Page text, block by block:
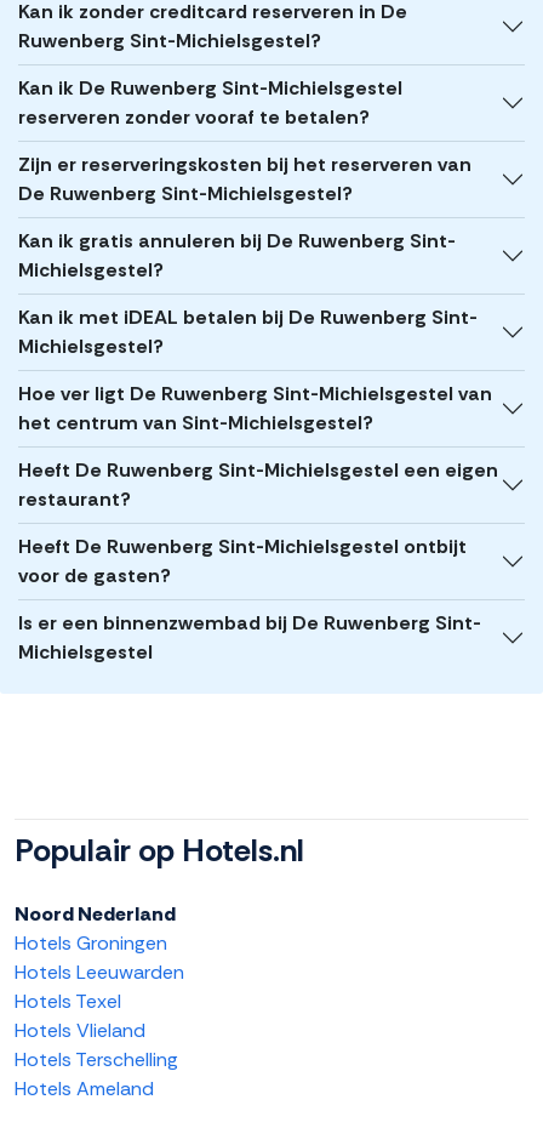
Kan ik zonder creditcard reserveren in De
Ruwenberg Sint-Michielsgestel?
Kan ik De Ruwenberg Sint-Michielsgestel
reserveren zonder vooraf te betalen?
Zijn er reserveringskosten bij het reserveren van
De Ruwenberg Sint-Michielsgestel?
Kan ik gratis annuleren bij De Ruwenberg Sint-
Michielsgestel?
Kan ik met iDEAL betalen bij De Ruwenberg Sint-
Michielsgestel?
Hoe ver ligt De Ruwenberg Sint-Michielsgestel van
het centrum van Sint-Michielsgestel?
Heeft De Ruwenberg Sint-Michielsgestel een eigen
restaurant?
Heeft De Ruwenberg Sint-Michielsgestel ontbijt
voor de gasten?
Is er een binnenzwembad bij De Ruwenberg Sint-
Michielsgestel
Populair op Hotels.nl
Noord Nederland
Hotels Groningen
Hotels Leeuwarden
Hotels Texel
Hotels Vlieland
Hotels Terschelling
Hotels Ameland